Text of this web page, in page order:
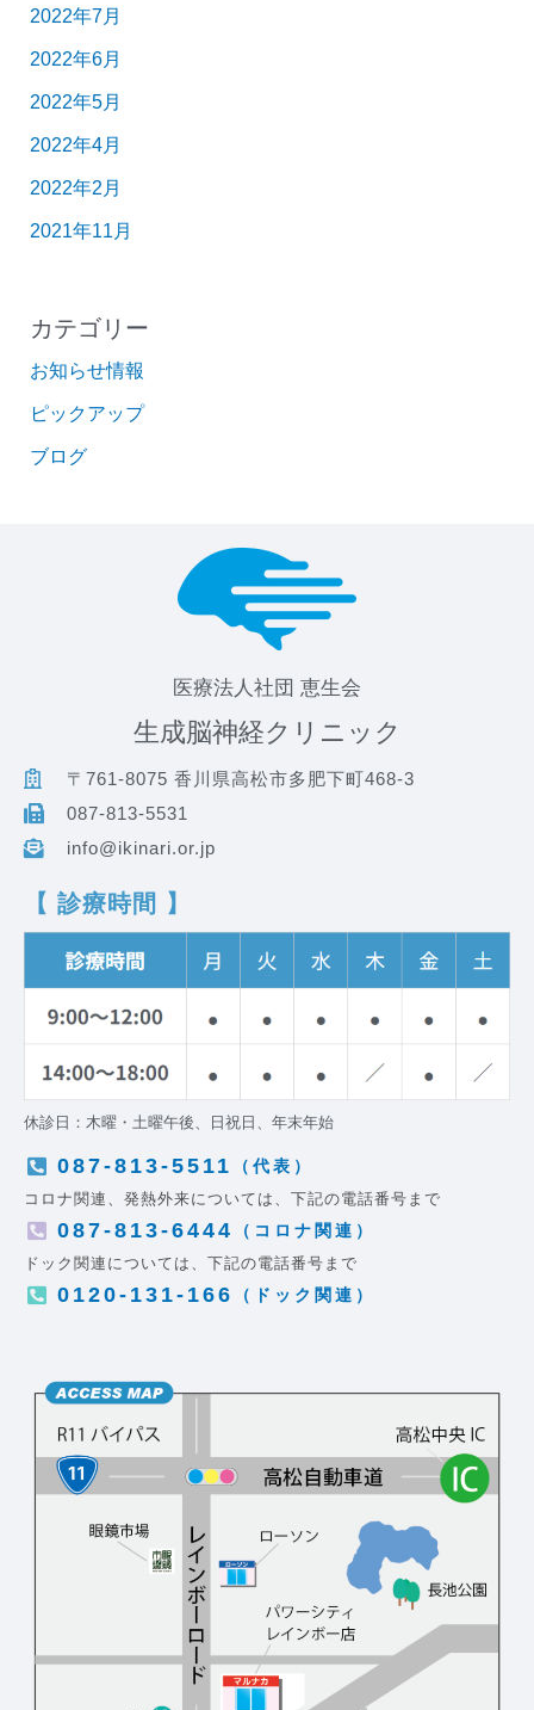
2022年7月
2022年6月
2022年5月
2022年4月
2022年2月
2021年11月
カテゴリー
お知らせ情報
ピックアップ
ブログ
医療法人社団 恵生会
生成脳神経クリニック
〒761-8075 香川県高松市多肥下町468-3
087-813-5531
info@ikinari.or.jp
【 診療時間 】
休診日：木曜・土曜午後、日祝日、年末年始
087-813-5511 （代表）
コロナ関連、発熱外来については、下記の電話番号まで
087-813-6444 （コロナ関連）
ドック関連については、下記の電話番号まで
0120-131-166 （ドック関連）